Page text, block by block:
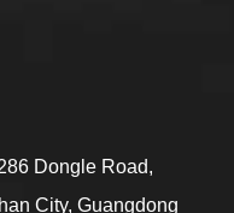
Dongle Road,
City, Guangdong